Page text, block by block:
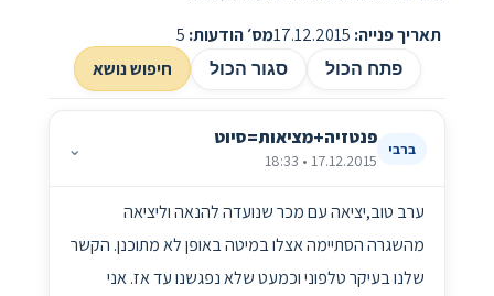
תאריך פנייה:
מס׳ הודעות:
פתח הכול סגור הכול חיפוש נושא
ברבי פנטזיה+מציאות=סיוט
17.12.2015 • 18:33
⌄
ערב טוב,יציאה עם מכר שנועדה להנאה וליציאה
מהשגרה הסתיימה אצלו במיטה באופן לא מתוכנן. הקשר
שלנו בעיקר טלפוני וכמעט שלא נפגשנו עד אז. אני